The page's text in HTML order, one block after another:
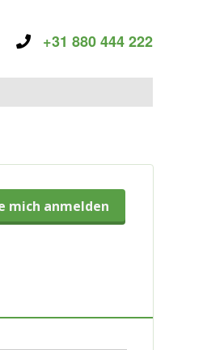
+31 880 444 222
mich anmelden